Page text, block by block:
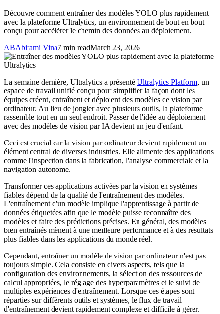
Découvre comment entraîner des modèles YOLO plus rapidement
avec la plateforme Ultralytics, un environnement de bout en bout
conçu pour accélérer le chemin des données au déploiement.
ABAbirami Vina7 min readMarch 23, 2026
La semaine dernière, Ultralytics a présenté Ultralytics Platform, un
espace de travail unifié conçu pour simplifier la façon dont les
équipes créent, entraînent et déploient des modèles de vision par
ordinateur. Au lieu de jongler avec plusieurs outils, la plateforme
rassemble tout en un seul endroit. Passer de l'idée au déploiement
avec des modèles de vision par IA devient un jeu d'enfant.
Ceci est crucial car la vision par ordinateur devient rapidement un
élément central de diverses industries. Elle alimente des applications
comme l'inspection dans la fabrication, l'analyse commerciale et la
navigation autonome.
Transformer ces applications activées par la vision en systèmes
fiables dépend de la qualité de l'entraînement des modèles.
L'entraînement d'un modèle implique l'apprentissage à partir de
données étiquetées afin que le modèle puisse reconnaître des
modèles et faire des prédictions précises. En général, des modèles
bien entraînés mènent à une meilleure performance et à des résultats
plus fiables dans les applications du monde réel.
Cependant, entraîner un modèle de vision par ordinateur n'est pas
toujours simple. Cela consiste en divers aspects, tels que la
configuration des environnements, la sélection des ressources de
calcul appropriées, le réglage des hyperparamètres et le suivi de
multiples expériences d'entraînement. Lorsque ces étapes sont
réparties sur différents outils et systèmes, le flux de travail
d'entraînement devient rapidement complexe et difficile à gérer.